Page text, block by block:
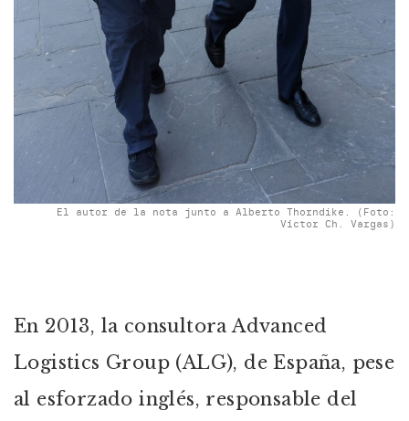
El autor de la nota junto a Alberto Thorndike. (Foto:
Víctor Ch. Vargas)
En 2013, la consultora Advanced
Logistics Group (ALG), de España, pese
al esforzado inglés, responsable del